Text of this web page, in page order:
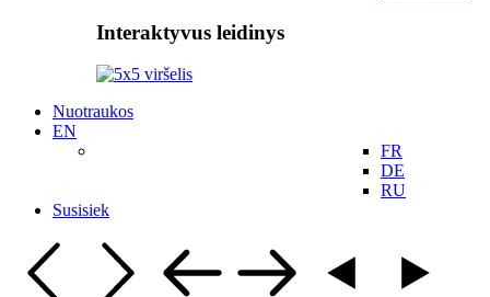
Interaktyvus leidinys
Nuotraukos
EN
FR
DE
RU
Susisiek